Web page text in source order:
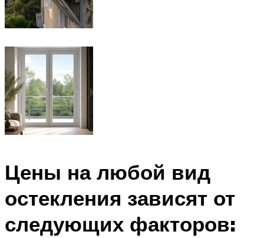
Цены на любой вид
остекления зависят от
следующих факторов: